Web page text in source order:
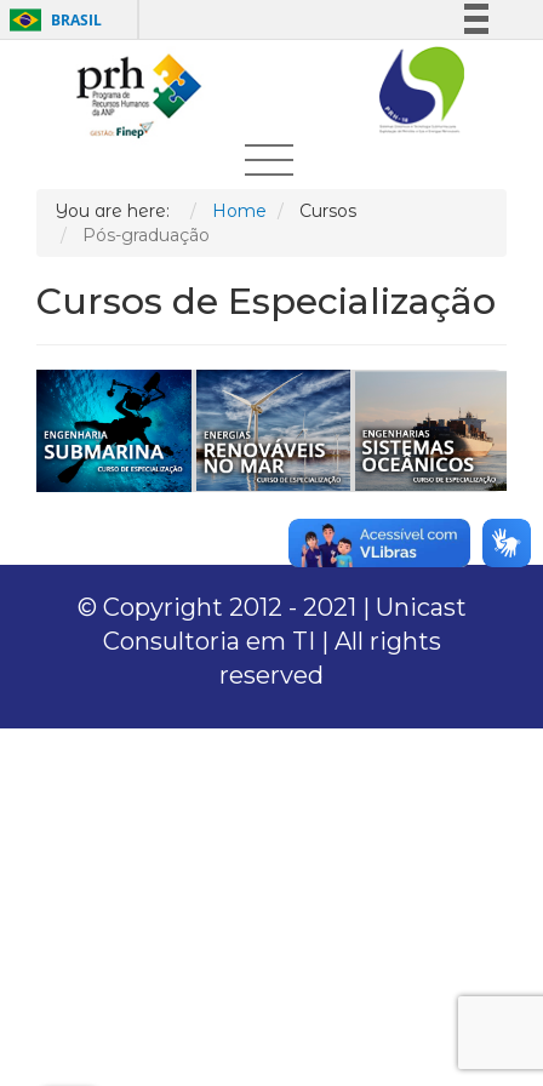
BRASIL
Simplifique!
Comunica BR
Participe
Legislação
You are here: Home
Cursos
Pós-graduação
Cursos de Especialização
© Copyright 2012 - 2021 | Unicast
Consultoria em TI | All rights
reserved